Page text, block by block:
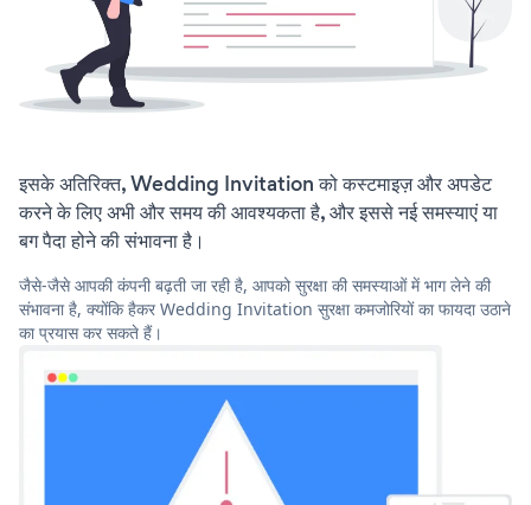
इसके अतिरिक्त, Wedding Invitation को कस्टमाइज़ और अपडेट
करने के लिए अभी और समय की आवश्यकता है, और इससे नई समस्याएं या
बग पैदा होने की संभावना है।
जैसे-जैसे आपकी कंपनी बढ़ती जा रही है, आपको सुरक्षा की समस्याओं में भाग लेने की
संभावना है, क्योंकि हैकर Wedding Invitation सुरक्षा कमजोरियों का फायदा उठाने
का प्रयास कर सकते हैं।